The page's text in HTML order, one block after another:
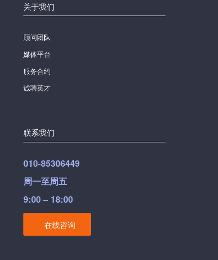
关于我们
顾问团队
媒体平台
服务合约
诚聘英才
联系我们
010-85306449
周一至周五
9:00 – 18:00
在线咨询